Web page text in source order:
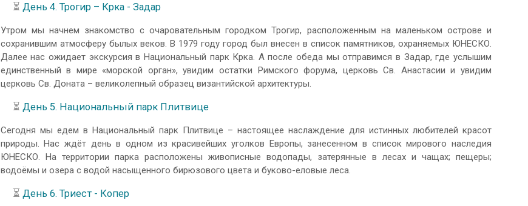
⏳ День 4. Трогир – Крка - Задар
Утром мы начнем знакомство с очаровательным городком Трогир, расположенным на маленьком острове и
сохранившим атмосферу былых веков. В 1979 году город был внесен в список памятников, охраняемых ЮНЕСКО.
Далее нас ожидает экскурсия в Национальный парк Крка. А после обеда мы отправимся в Задар, где услышим
единственный в мире «морской орган», увидим остатки Римского форума, церковь Св. Анастасии и увидим
церковь Св. Доната – великолепный образец византийской архитектуры.
⏳ День 5. Национальный парк Плитвице
Сегодня мы едем в Национальный парк Плитвице – настоящее наслаждение для истинных любителей красот
природы. Нас ждёт день в одном из красивейших уголков Европы, занесенном в список мирового наследия
ЮНЕСКО. На территории парка расположены живописные водопады, затерянные в лесах и чащах; пещеры;
водоёмы и озера с водой насыщенного бирюзового цвета и буково-еловые леса.
⏳ День 6. Триест - Копер